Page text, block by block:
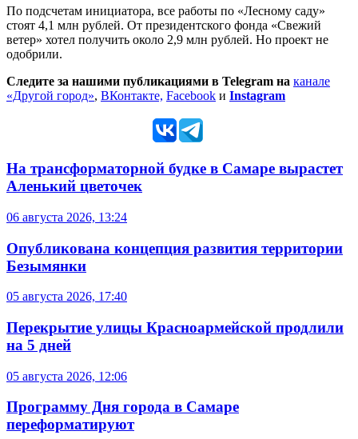
По подсчетам инициатора, все работы по «Лесному саду»
стоят 4,1 млн рублей. От президентского фонда «Свежий
ветер» хотел получить около 2,9 млн рублей. Но проект не
одобрили.
Следите за нашими публикациями в Telegram на канале
«Другой город», ВКонтакте, Facebook и Instagram
На трансформаторной будке в Самаре вырастет
Аленький цветочек
06 августа 2026, 13:24
Опубликована концепция развития территории
Безымянки
05 августа 2026, 17:40
Перекрытие улицы Красноармейской продлили
на 5 дней
05 августа 2026, 12:06
Программу Дня города в Самаре
переформатируют